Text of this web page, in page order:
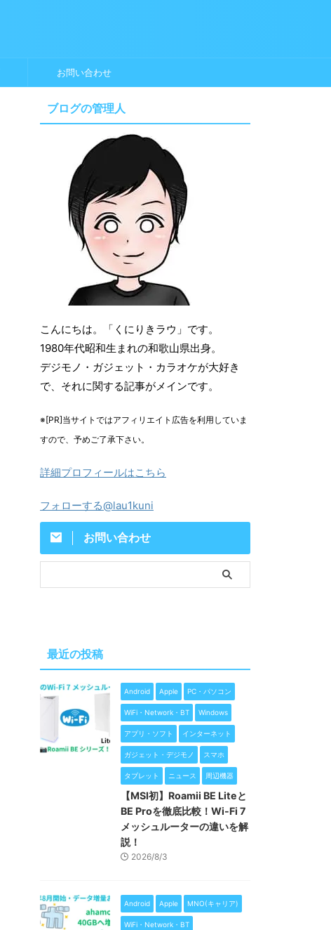
お問い合わせ
ブログの管理人
こんにちは。「くにりきラウ」です。
1980年代昭和生まれの和歌山県出身。
デジモノ・ガジェット・カラオケが大好き
で、それに関する記事がメインです。
※[PR]当サイトではアフィリエイト広告を利用していま
すので、予めご了承下さい。
詳細プロフィールはこちら
フォローする@lau1kuni
お問い合わせ
最近の投稿
Android Apple PC・パソコン
WiFi・Network・BT Windows
アプリ・ソフト インターネット
ガジェット・デジモノ スマホ
タブレット ニュース 周辺機器
【MSI初】Roamii BE Liteと
BE Proを徹底比較！Wi-Fi 7
メッシュルーターの違いを解
説！
2026/8/3
Android Apple MNO(キャリア)
WiFi・Network・BT